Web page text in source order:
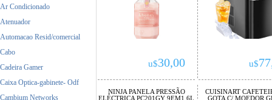
Yealink
Zebra
Ar Condicionado
Atenuador
Automacao Resid/comercial
Cabo
Cadeira Gamer
Caixa Optica-gabinete- Odf
Cambium Networks
u$30,00 u$
NINJA PANELA PRESSÃO
ELÉCTRICA PC201GY 9EM1 6L
CUISINART
GOTA C/ MOEDOR